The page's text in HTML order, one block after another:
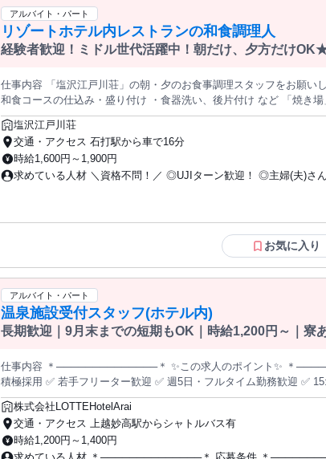
ます。 また、中途の方でも技術取得をしてもらいやすいように 「４つの施術者育成プ
ログラム」を用意しています。 「４つの施術者育成プログラム」は、 ①施術者の育成
スケジュール スタッフが成長カリキュラムを進行していく中で、
りたい」と言った目標設定が可能です。 ②施術者の育成チャート 当社での業務の一連
がすべて確認できます。スケジュールに伴いクリアした内容にチ
んどんシートを埋めていくことで確実に成長することができます。 ③施術者の育成
ニュアル 施術技術を確実に覚えていくマニュアルです。このマニ
より、いつでも聞く＆見るの二重の復習ができます。 ④経営数値管理マニュアル管理
マニュアル 常に経営者目線を持ち、数値管理に慣れてもらう為「
いうものを毎月見ながら、一緒に面談をさせて頂きます。 【月給25万以上可/土日休み
アルバイト・パート
リゾートホテル内レストランの和食調理人
経験者歓迎！ミドル世代活躍中！朝だけ、夕方だけ
仕事内容 「塩沢江戸川荘」の朝・夕のお食事調理スタッフをお願いします ・朝食バイキングの仕込み・盛付
和食コースの仕込み・盛り付け ・食器洗い、後片付け など 「焼き場」、「煮方」、「刺身」などの 本格調理の経験が
ある方大歓迎！ 調理師免許や和食調理業務のご経験を活かせます◎ ◆選べる勤務時間で、朝だけ働きたい・しっかり
働きたいなど、
塩沢江戸川荘
交通・アクセス 石打駅から車で16分
時給1,600円～1,900円
求めている人材 ＼資格不問！／ ◎UJIターン歓迎！ ◎主婦(夫)さ
食料理の調理経験
お気に入り
アルバイト・パート
温泉施設受付スタッフ(ホテル内)
長期歓迎｜9月末までの短期もOK｜時給1,200円～｜寮
仕事内容 ＊──────────────＊ ✨この求人のポイント✨ ＊
積極採用 ✅ 若手フリーター歓迎 ✅ 週5日・フルタイム勤務歓迎 ✅
すめ ✅ 時給1,200円～1,400円 ✅ 月収21万円以上も可能 ✅ 未経験
✅ 寮あり ✅ 食事補助あり ✅ 交通費支給あり ✅ 社員登用あり ✅ 各種
期で安定して働きたい方歓迎。 ホテル内温泉受付スタッフ募集！／ 勤務時間は15:00～24:00の固定シフト。 朝が苦手
な方や、午後から しっかり働きたい方にも 続けやすい時間帯です。 長期で安定して働ける方を歓迎します。 週5日・
株式会社LOTTEHotelArai
交通・アクセス 上越妙高駅からシャトルバス有
時給1,200円～1,400円